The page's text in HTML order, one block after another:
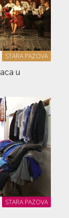
STARA PAZOVA
u
STARA PAZOVA